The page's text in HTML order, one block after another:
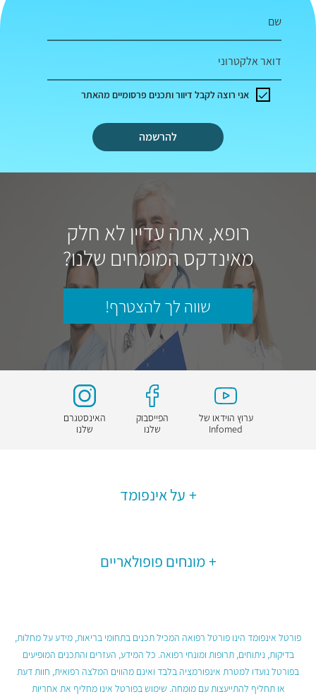
שם
דואר אלקטרוני
להרשמה
אני רוצה לקבל דיוור ותכנים פרסומיים מהאתר
רופא, אתה עדיין לא חלק
מאינדקס המומחים שלנו?
שווה לך להצטרף!
ערוץ הוידאו של
Infomed
הפייסבוק
שלנו
האינסטגרם
שלנו
על אינפומד
מונחים פופולאריים
פורטל אינפומד הינו פורטל רפואה המכיל תכנים בתחומי בריאות, מידע על מחלות,
בדיקות, ניתוחים, תרופות ומונחי רפואה. כל המידע, העזרים והתכנים המופיעים
בפורטל נועדו למטרת אינפורמציה בלבד ואינם מהווים המלצה רפואית, חוות דעת
או תחליף להתייעצות עם מומחה. שימוש בפורטל אינו מחליף את אחריות